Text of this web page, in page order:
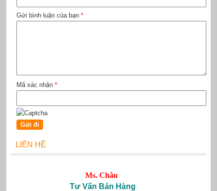
Gửi bình luận của bạn *
Mã xác nhận *
LIÊN HỆ
Ms. Châu
Tư Vấn Bán Hàng